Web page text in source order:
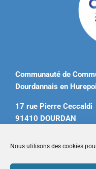
Nous utilisons des cookies
Communauté de
Dourdannais en
17 rue Pierre Ceccaldi
91410 DOURDAN